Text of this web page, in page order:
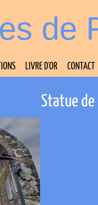
de
LIVRE D’OR CONTACT
Statue de